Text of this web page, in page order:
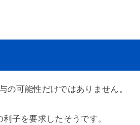
の可能性だけではありません。
子を要求したそうです。